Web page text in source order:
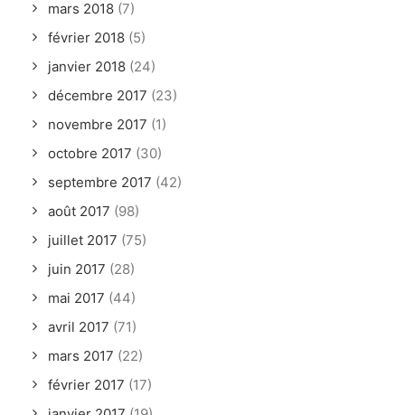
mars 2018 (7)
février 2018 (5)
janvier 2018 (24)
décembre 2017 (23)
novembre 2017 (1)
octobre 2017 (30)
septembre 2017 (42)
août 2017 (98)
juillet 2017 (75)
juin 2017 (28)
mai 2017 (44)
avril 2017 (71)
mars 2017 (22)
février 2017 (17)